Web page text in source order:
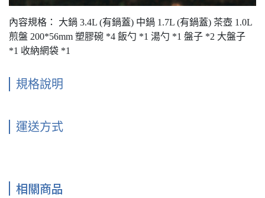
內容規格： 大鍋 3.4L (有鍋蓋) 中鍋 1.7L (有鍋蓋) 茶壺 1.0L
煎盤 200*56mm 塑膠碗 *4 飯勺 *1 湯勺 *1 盤子 *2 大盤子
*1 收納網袋 *1
規格說明
運送方式
相關商品